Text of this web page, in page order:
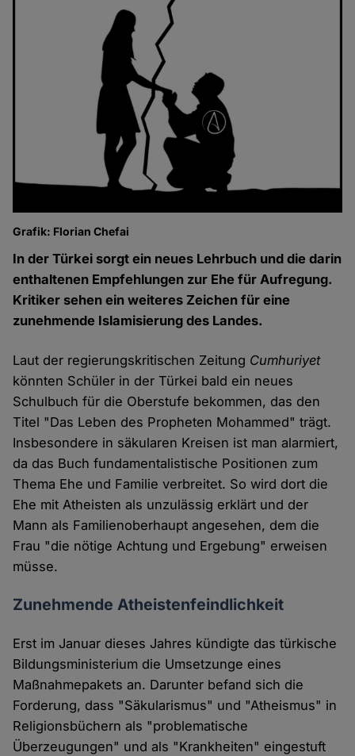
Grafik: Florian Chefai
In der Türkei sorgt ein neues Lehrbuch und die darin
enthaltenen Empfehlungen zur Ehe für Aufregung.
Kritiker sehen ein weiteres Zeichen für eine
zunehmende Islamisierung des Landes.
Laut der regierungskritischen Zeitung Cumhuriyet
könnten Schüler in der Türkei bald ein neues
Schulbuch für die Oberstufe bekommen, das den
Titel "Das Leben des Propheten Mohammed" trägt.
Insbesondere in säkularen Kreisen ist man alarmiert,
da das Buch fundamentalistische Positionen zum
Thema Ehe und Familie verbreitet. So wird dort die
Ehe mit Atheisten als unzulässig erklärt und der
Mann als Familienoberhaupt angesehen, dem die
Frau "die nötige Achtung und Ergebung" erweisen
müsse.
Zunehmende Atheistenfeindlichkeit
Erst im Januar dieses Jahres kündigte das türkische
Bildungsministerium die Umsetzunge eines
Maßnahmepakets an. Darunter befand sich die
Forderung, dass "Säkularismus" und "Atheismus" in
Religionsbüchern als "problematische
Überzeugungen" und als "Krankheiten" eingestuft